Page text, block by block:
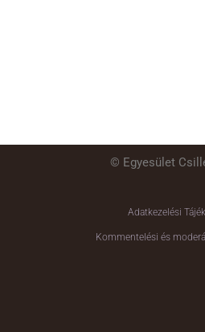
© Egyesület
Adatkezelési
Kommentelési és